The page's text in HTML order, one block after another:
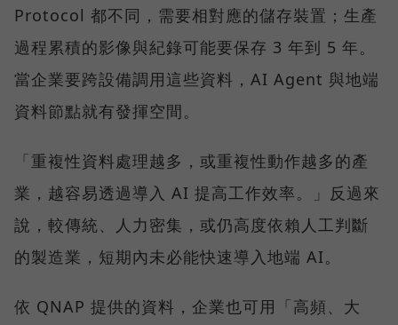
Protocol 都不同，需要相對應的儲存裝置；生產
過程累積的影像與紀錄可能要保存 3 年到 5 年。
當企業要跨設備調用這些資料，AI Agent 與地端
資料節點就有發揮空間。
「重複性資料處理越多，或重複性動作越多的產
業，越容易透過導入 AI 提高工作效率。」反過來
說，較傳統、人力密集，或仍高度依賴人工判斷
的製造業，短期內未必能快速導入地端 AI。
依 QNAP 提供的資料，企業也可用「高頻、大